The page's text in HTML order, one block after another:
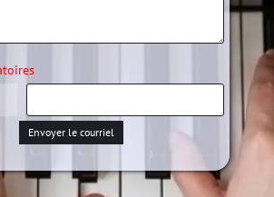
Envoyer le courriel